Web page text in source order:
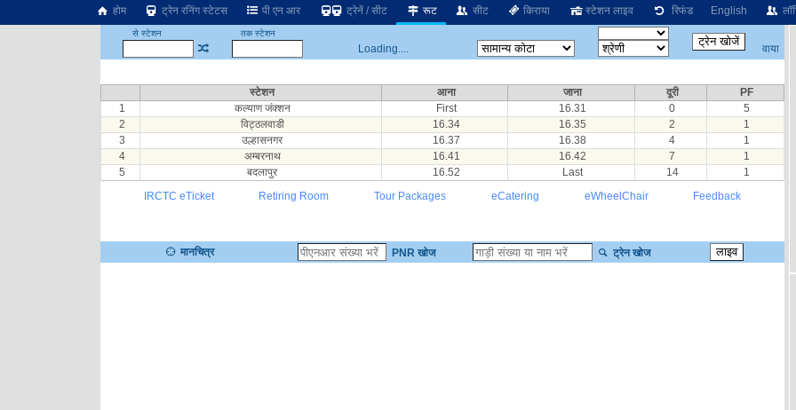
होम ट्रेन रनिंग स्टेटस पी एन आर ट्रेनें / सीट रूट सीट किराया स्टेशन लाइव रिफंड English
से स्टेशन तक स्टेशन
Loading.... वाया
स्टेशन आना जाना दूरी
PF
1
कल्याण जंक्शन First 16.31 0
5
2
विट्ठलवाडी 16.34 16.35 2
1
3
उल्हासनगर 16.37 16.38 4
1
4
अम्बरनाथ 16.41 16.42 7
1
5
बदलापुर 16.52 Last 14
1
IRCTC eTicket
Retiring Room Tour Packages eCatering eWheelChair Feedback
मानचित्र PNR खोज ट्रेन खोज